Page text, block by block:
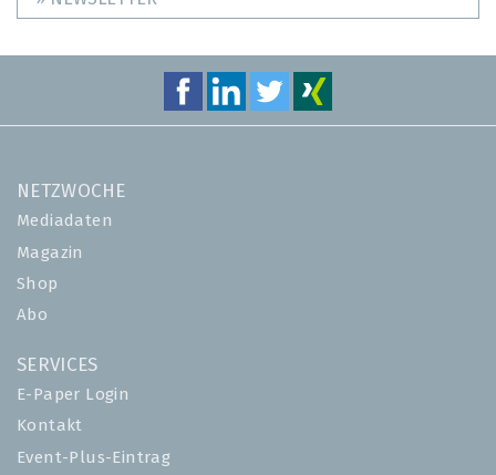
NETZWOCHE
Mediadaten
Magazin
Shop
Abo
SERVICES
E-Paper Login
Kontakt
Event-Plus-Eintrag